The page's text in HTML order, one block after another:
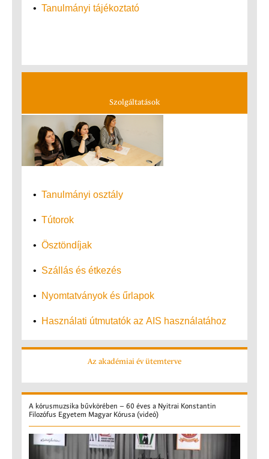
• Tanulmányi tájékoztató
Szolgáltatások
• Tanulmányi osztály
• Tútorok
• Ösztöndíjak
• Szállás és étkezés
• Nyomtatványok és űrlapok
• Használati útmutatók az AIS használatához
Az akadémiai év ütemterve
A kórusmuzsika bűvkörében – 60 éves a Nyitrai Konstantin
Filozófus Egyetem Magyar Kórusa (videó)